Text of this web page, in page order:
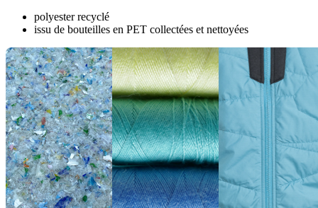
polyester recyclé
issu de bouteilles en PET collectées et nettoyées